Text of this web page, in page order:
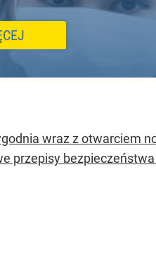
wraz z otwarciem
przepisy